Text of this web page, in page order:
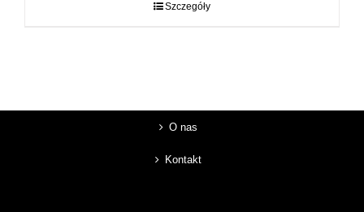
Szczegóły
O nas
Kontakt